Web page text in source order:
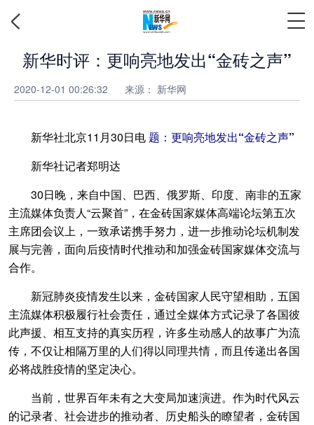
新华时评：更响亮地发出“金砖之声”
2020-12-01 00:26:32 来源： 新华网
新华社北京11月30日电题：更响亮地发出“金砖之声”
新华社记者郑明达
30日晚，来自中国、巴西、俄罗斯、印度、南非的五家
主流媒体负责人“云聚首”，在金砖国家媒体高端论坛第五次
主席团会议上，一致承诺携手努力，进一步推动论坛机制发
展与完善，面向后疫情时代推动和加强金砖国家媒体交流与
合作。
新冠肺炎疫情发生以来，金砖国家人民守望相助，五国
主流媒体积极履行社会责任，通过全媒体方式记录了各国彼
此声援、相互支持的真实历程，许多生动感人的故事广为流
传，不仅让相隔万里的人们得以同理共情，而且传递出各国
必将战胜疫情的坚定决心。
当前，世界百年未有之大变局加速演进。作为时代风云
的记录者、社会进步的推动者、历史船头的瞭望者，金砖国